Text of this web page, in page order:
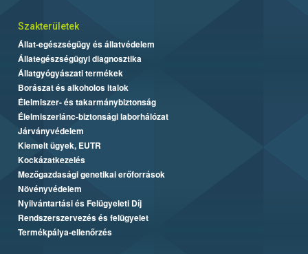
Szakterületek
Állat-egészségügy és állatvédelem
Állategészségügyi diagnosztika
Állatgyógyászati termékek
Borászat és alkoholos italok
Élelmiszer- és takarmánybiztonság
Élelmiszerlánc-biztonsági laborhálózat
Járványvédelem
Kiemelt ügyek, EUTR
Kockázatkezelés
Mezőgazdasági genetikai erőforrások
Növényvédelem
Nyilvántartási és Felügyeleti Díj
Rendszerszervezés és felügyelet
Termékpálya-ellenőrzés